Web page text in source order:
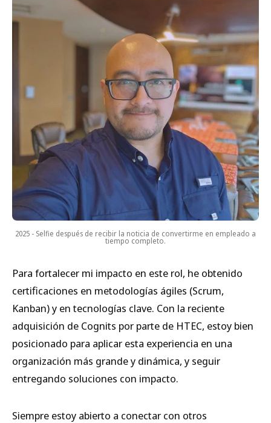
2025 - Selfie después de recibir la noticia de convertirme en empleado a
tiempo completo.
Para fortalecer mi impacto en este rol, he obtenido
certificaciones en metodologías ágiles (Scrum,
Kanban) y en tecnologías clave. Con la reciente
adquisición de Cognits por parte de HTEC, estoy bien
posicionado para aplicar esta experiencia en una
organización más grande y dinámica, y seguir
entregando soluciones con impacto.
Siempre estoy abierto a conectar con otros